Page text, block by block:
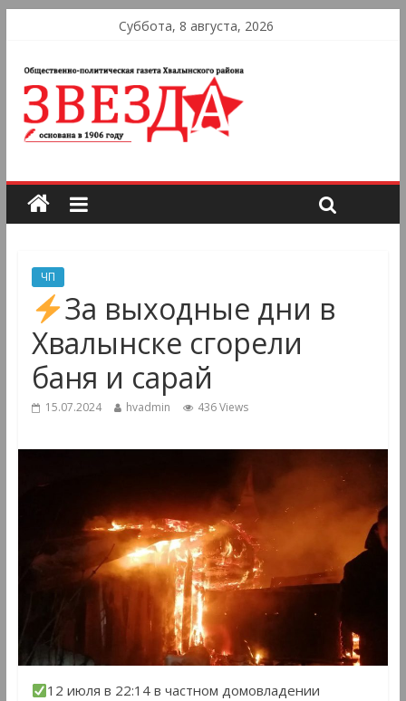
Суббота, 8 августа, 2026
ЧП
За выходные дни в
Хвалынске сгорели
баня и сарай
15.07.2024 hvadmin 436 Views
12 июля в 22:14 в частном домовладении